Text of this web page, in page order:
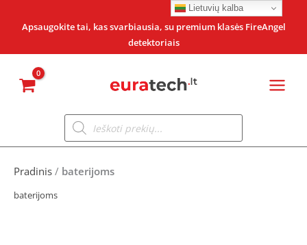
Apsaugokite tai, kas svarbiausia, su premium klasės FireAngel
detektoriais
Products
search
Pradinis / baterijoms
baterijoms
Lietuvių kalba